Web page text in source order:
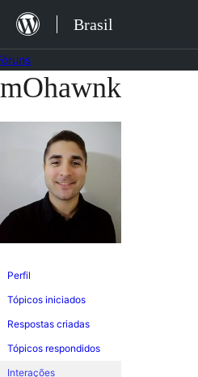
para
o
conteúdo
Brasil
Pular
conteúdo
mOhawnk
Perfil
Tópicos iniciados
Respostas criadas
Tópicos respondidos
Interações